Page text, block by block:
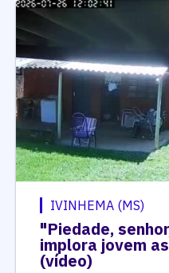
IVINHEMA (MS)
"Piedade,
implora jovem
(vídeo)